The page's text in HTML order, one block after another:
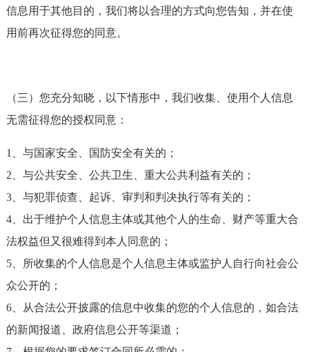
信息用于其他目的，我们将以合理的方式向您告知，并在使
用前再次征得您的同意。
（三）您充分知晓，以下情形中，我们收集、使用个人信息
无需征得您的授权同意：
1、与国家安全、国防安全有关的；
2、与公共安全、公共卫生、重大公共利益有关的；
3、与犯罪侦查、起诉、审判和判决执行等有关的；
4、出于维护个人信息主体或其他个人的生命、财产等重大合
法权益但又很难得到本人同意的；
5、所收集的个人信息是个人信息主体或监护人自行向社会公
众公开的；
6、从合法公开披露的信息中收集的您的个人信息的，如合法
的新闻报道、政府信息公开等渠道；